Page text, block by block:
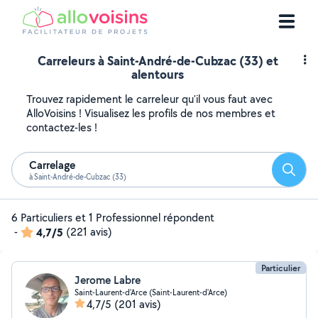
Carreleurs à Saint-André-de-Cubzac (33) et
alentours
Trouvez rapidement le carreleur qu'il vous faut avec
AlloVoisins ! Visualisez les profils de nos membres et
contactez-les !
Carrelage
à Saint-André-de-Cubzac (33)
6 Particuliers et 1 Professionnel répondent
-
4,7/5 (221 avis)
Particulier
Jerome Labre
Saint-Laurent-d'Arce (Saint-Laurent-d'Arce)
4,7/5 (201 avis)